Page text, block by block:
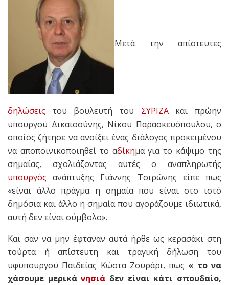
Μετά την απίστευτες
δηλώσεις του βουλευτή του ΣΥΡΙΖΑκαι πρώην
υπουργού Δικαιοσύνης, Νίκου Παρασκευόπουλου, ο
οποίος ζήτησε να ανοίξει ένας διάλογος προκειμένου
να αποποινικοποιηθεί το αδίκημα για το κάψιμο της
σημαίας, σχολιάζοντας αυτές ο αναπληρωτής
υπουργός ανάπτυξης Γιάννης Τσιρώνης είπε πως
«είναι άλλο πράγμα η σημαία που είναι στο ιστό
δημόσια και άλλο η σημαία που αγοράζουμε ιδιωτικά,
αυτή δεν είναι σύμβολο».
Και σαν να μην έφταναν αυτά ήρθε ως κερασάκι στη
τούρτα ή απίστευτη και τραγική δήλωση του
υφυπουργού Παιδείας Κώστα Ζουράρι, πως « το να
χάσουμε μερικάνησιά δεν είναι κάτι σπουδαίο,